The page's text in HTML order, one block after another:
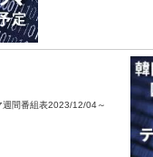
週間番組表2023/12/04～